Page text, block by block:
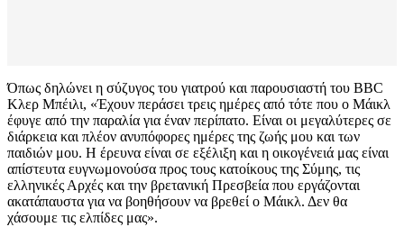
Όπως δηλώνει η σύζυγος του γιατρού και παρουσιαστή του BBC
Κλερ Μπέιλι, «Έχουν περάσει τρεις ημέρες από τότε που ο Μάικλ
έφυγε από την παραλία για έναν περίπατο. Είναι οι μεγαλύτερες σε
διάρκεια και πλέον ανυπόφορες ημέρες της ζωής μου και των
παιδιών μου. Η έρευνα είναι σε εξέλιξη και η οικογένειά μας είναι
απίστευτα ευγνωμονούσα προς τους κατοίκους της Σύμης, τις
ελληνικές Αρχές και την βρετανική Πρεσβεία που εργάζονται
ακατάπαυστα για να βοηθήσουν να βρεθεί ο Μάικλ. Δεν θα
χάσουμε τις ελπίδες μας».